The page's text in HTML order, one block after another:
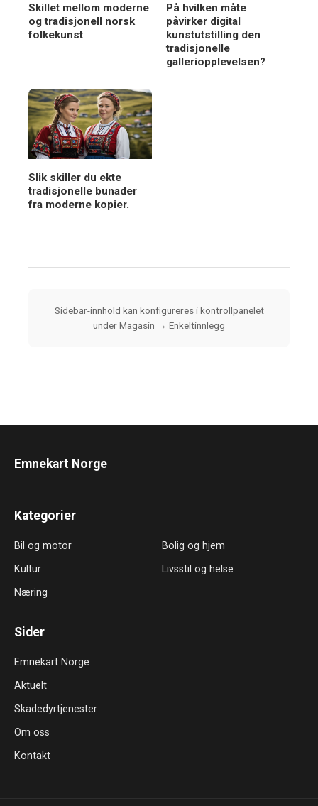
Skillet mellom moderne
og tradisjonell norsk
folkekunst
På hvilken måte
påvirker digital
kunstutstilling den
tradisjonelle
galleriopplevelsen?
Slik skiller du ekte
tradisjonelle bunader
fra moderne kopier.
Sidebar-innhold kan konfigureres i kontrollpanelet
under Magasin → Enkeltinnlegg
Emnekart Norge
Kategorier
Bil og motor
Bolig og hjem
Kultur
Livsstil og helse
Næring
Sider
Emnekart Norge
Aktuelt
Skadedyrtjenester
Om oss
Kontakt